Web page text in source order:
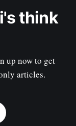
think
up now to get
articles.